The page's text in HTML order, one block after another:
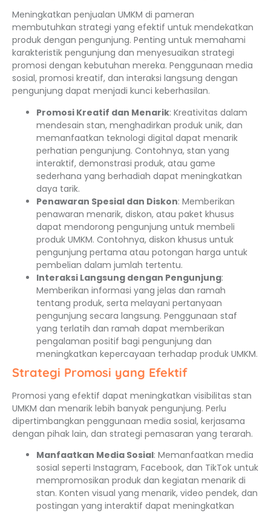
Meningkatkan penjualan UMKM di pameran
membutuhkan strategi yang efektif untuk mendekatkan
produk dengan pengunjung. Penting untuk memahami
karakteristik pengunjung dan menyesuaikan strategi
promosi dengan kebutuhan mereka. Penggunaan media
sosial, promosi kreatif, dan interaksi langsung dengan
pengunjung dapat menjadi kunci keberhasilan.
Promosi Kreatif dan Menarik: Kreativitas dalam
mendesain stan, menghadirkan produk unik, dan
memanfaatkan teknologi digital dapat menarik
perhatian pengunjung. Contohnya, stan yang
interaktif, demonstrasi produk, atau game
sederhana yang berhadiah dapat meningkatkan
daya tarik.
Penawaran Spesial dan Diskon: Memberikan
penawaran menarik, diskon, atau paket khusus
dapat mendorong pengunjung untuk membeli
produk UMKM. Contohnya, diskon khusus untuk
pengunjung pertama atau potongan harga untuk
pembelian dalam jumlah tertentu.
Interaksi Langsung dengan Pengunjung:
Memberikan informasi yang jelas dan ramah
tentang produk, serta melayani pertanyaan
pengunjung secara langsung. Penggunaan staf
yang terlatih dan ramah dapat memberikan
pengalaman positif bagi pengunjung dan
meningkatkan kepercayaan terhadap produk UMKM.
Strategi Promosi yang Efektif
Promosi yang efektif dapat meningkatkan visibilitas stan
UMKM dan menarik lebih banyak pengunjung. Perlu
dipertimbangkan penggunaan media sosial, kerjasama
dengan pihak lain, dan strategi pemasaran yang terarah.
Manfaatkan Media Sosial: Memanfaatkan media
sosial seperti Instagram, Facebook, dan TikTok untuk
mempromosikan produk dan kegiatan menarik di
stan. Konten visual yang menarik, video pendek, dan
postingan yang interaktif dapat meningkatkan